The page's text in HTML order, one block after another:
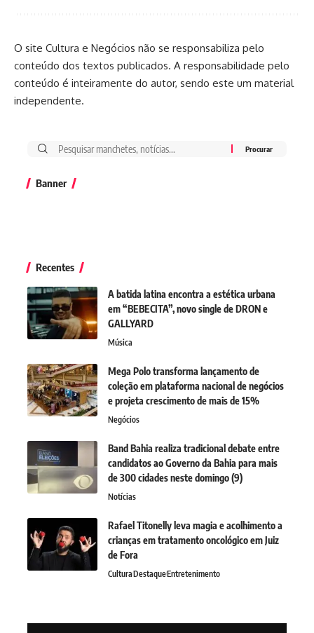
O site Cultura e Negócios não se responsabiliza pelo
conteúdo dos textos publicados. A responsabilidade pelo
conteúdo é inteiramente do autor, sendo este um material
independente.
Banner
Recentes
A batida latina encontra a estética urbana
em “BEBECITA”, novo single de DRON e
GALLYARD
Música
Mega Polo transforma lançamento de
coleção em plataforma nacional de negócios
e projeta crescimento de mais de 15%
Negócios
Band Bahia realiza tradicional debate entre
candidatos ao Governo da Bahia para mais
de 300 cidades neste domingo (9)
Notícias
Rafael Titonelly leva magia e acolhimento a
crianças em tratamento oncológico em Juiz
de Fora
CulturaDestaqueEntretenimento